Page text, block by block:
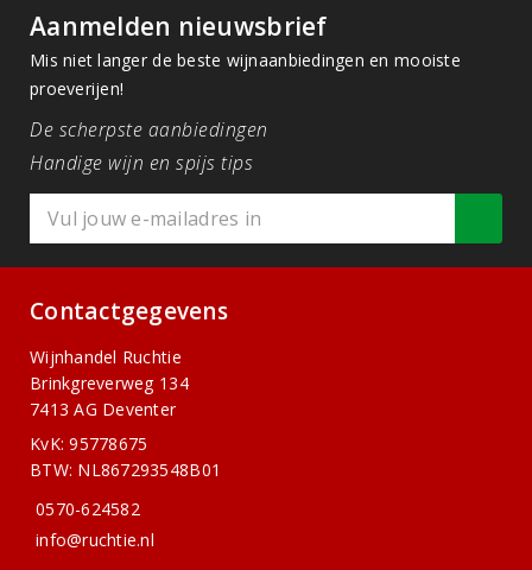
Aanmelden nieuwsbrief
Mis niet langer de beste wijnaanbiedingen en mooiste
proeverijen!
De scherpste aanbiedingen
Handige wijn en spijs tips
Contactgegevens
Wijnhandel Ruchtie
Brinkgreverweg 134
7413 AG Deventer
KvK: 95778675
BTW: NL867293548B01
0570-624582
info@ruchtie.nl